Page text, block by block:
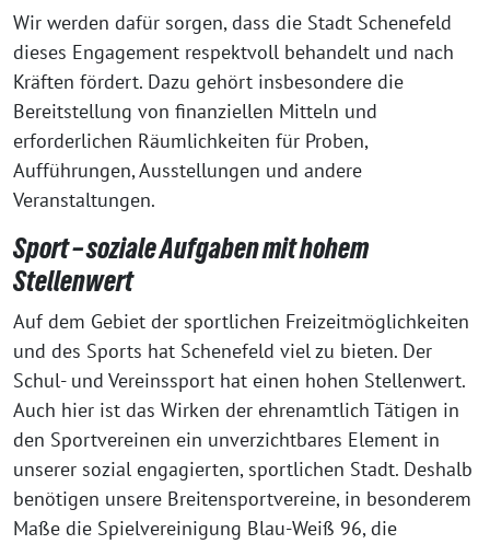
Wir werden dafür sorgen, dass die Stadt Schenefeld
dieses Engagement respektvoll behandelt und nach
Kräften fördert. Dazu gehört insbesondere die
Bereitstellung von finanziellen Mitteln und
erforderlichen Räumlichkeiten für Proben,
Aufführungen, Ausstellungen und andere
Veranstaltungen.
Sport – soziale Aufgaben mit hohem
Stellenwert
Auf dem Gebiet der sportlichen Freizeitmöglichkeiten
und des Sports hat Schenefeld viel zu bieten. Der
Schul- und Vereinssport hat einen hohen Stellenwert.
Auch hier ist das Wirken der ehrenamtlich Tätigen in
den Sportvereinen ein unverzichtbares Element in
unserer sozial engagierten, sportlichen Stadt. Deshalb
benötigen unsere Breitensportvereine, in besonderem
Maße die Spielvereinigung Blau-Weiß 96, die